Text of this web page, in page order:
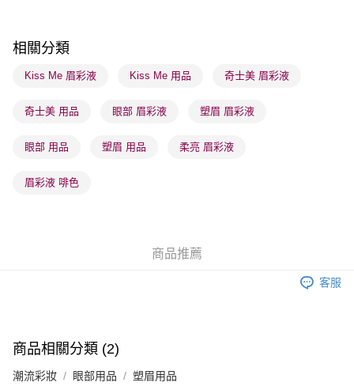
每筆HK$65.00，滿HK$300.00或以上免運費
確認發貨後1-3 工作天送達，訂單將隨機分配至SF順豐速運或京東
每筆HK$65.00，滿HK$300.00或以上免運費
(香港門市) 只顯示可選門市。確認發貨後2-5個工作天到店，3天內
(澳門門市) 只顯示可選門市。確認發貨後2-5個工作天到店，3天內
相關分類
Kiss Me 眉彩液 Kiss Me 用品 奇士美 眉彩液
奇士美 用品 眼部 眉彩液 塑眉 眉彩液
眼部 用品 塑眉 用品 柔亮 眉彩液
眉彩液 啡色
商品推薦
客服
商品相關分類 (2)
潮流彩妝 眼部用品 塑眉用品